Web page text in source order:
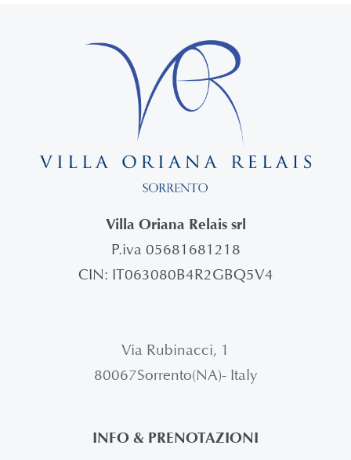
Villa Oriana Relais srl
P.iva 05681681218
CIN: IT063080B4R2GBQ5V4
Via Rubinacci, 1
80067Sorrento(NA)- Italy
INFO & PRENOTAZIONI